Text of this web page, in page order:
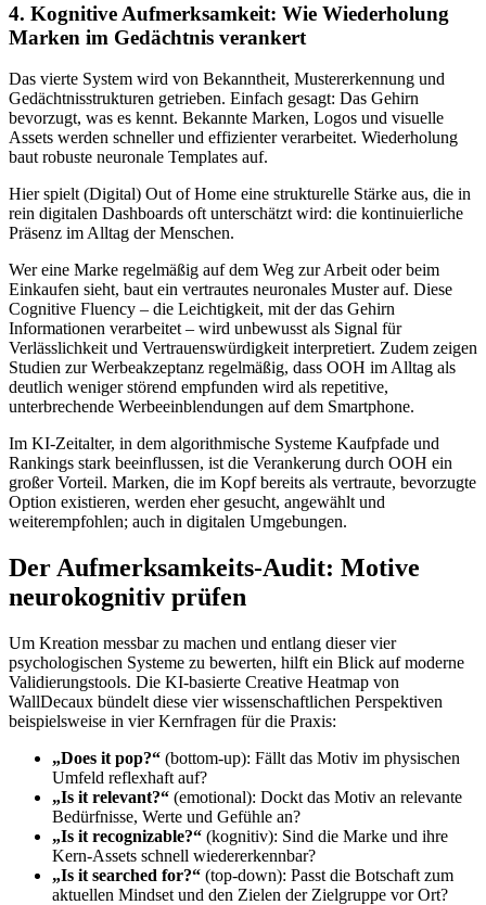
4. Kognitive Aufmerksamkeit: Wie Wiederholung
Marken im Gedächtnis verankert
Das vierte System wird von Bekanntheit, Mustererkennung und
Gedächtnisstrukturen getrieben. Einfach gesagt: Das Gehirn
bevorzugt, was es kennt. Bekannte Marken, Logos und visuelle
Assets werden schneller und effizienter verarbeitet. Wiederholung
baut robuste neuronale Templates auf.
Hier spielt (Digital) Out of Home eine strukturelle Stärke aus, die in
rein digitalen Dashboards oft unterschätzt wird: die kontinuierliche
Präsenz im Alltag der Menschen.
Wer eine Marke regelmäßig auf dem Weg zur Arbeit oder beim
Einkaufen sieht, baut ein vertrautes neuronales Muster auf. Diese
Cognitive Fluency – die Leichtigkeit, mit der das Gehirn
Informationen verarbeitet – wird unbewusst als Signal für
Verlässlichkeit und Vertrauenswürdigkeit interpretiert. Zudem zeigen
Studien zur Werbeakzeptanz regelmäßig, dass OOH im Alltag als
deutlich weniger störend empfunden wird als repetitive,
unterbrechende Werbeeinblendungen auf dem Smartphone.
Im KI-Zeitalter, in dem algorithmische Systeme Kaufpfade und
Rankings stark beeinflussen, ist die Verankerung durch OOH ein
großer Vorteil. Marken, die im Kopf bereits als vertraute, bevorzugte
Option existieren, werden eher gesucht, angewählt und
weiterempfohlen; auch in digitalen Umgebungen.
Der Aufmerksamkeits-Audit: Motive
neurokognitiv prüfen
Um Kreation messbar zu machen und entlang dieser vier
psychologischen Systeme zu bewerten, hilft ein Blick auf moderne
Validierungstools. Die KI-basierte Creative Heatmap von
WallDecaux bündelt diese vier wissenschaftlichen Perspektiven
beispielsweise in vier Kernfragen für die Praxis:
„Does it pop?“ (bottom-up): Fällt das Motiv im physischen
Umfeld reflexhaft auf?
„Is it relevant?“ (emotional): Dockt das Motiv an relevante
Bedürfnisse, Werte und Gefühle an?
„Is it recognizable?“ (kognitiv): Sind die Marke und ihre
Kern-Assets schnell wiedererkennbar?
„Is it searched for?“ (top-down): Passt die Botschaft zum
aktuellen Mindset und den Zielen der Zielgruppe vor Ort?